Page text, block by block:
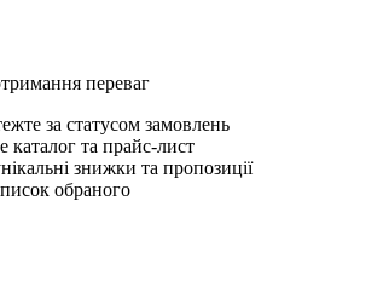
переваг
за статусом замовлень
каталог та прайс-лист
знижки та пропозиції
обраного